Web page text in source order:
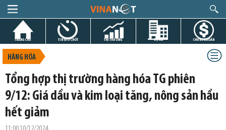
TRANG CHỦ TIN GIỜ CHÓT THỊ TRƯỜNG DỰ ÁN CHỨNG KHOÁN
HÀNG HÓA
Tổng hợp thị trường hàng hóa TG phiên
9/12: Giá dầu và kim loại tăng, nông sản hầu
hết giảm